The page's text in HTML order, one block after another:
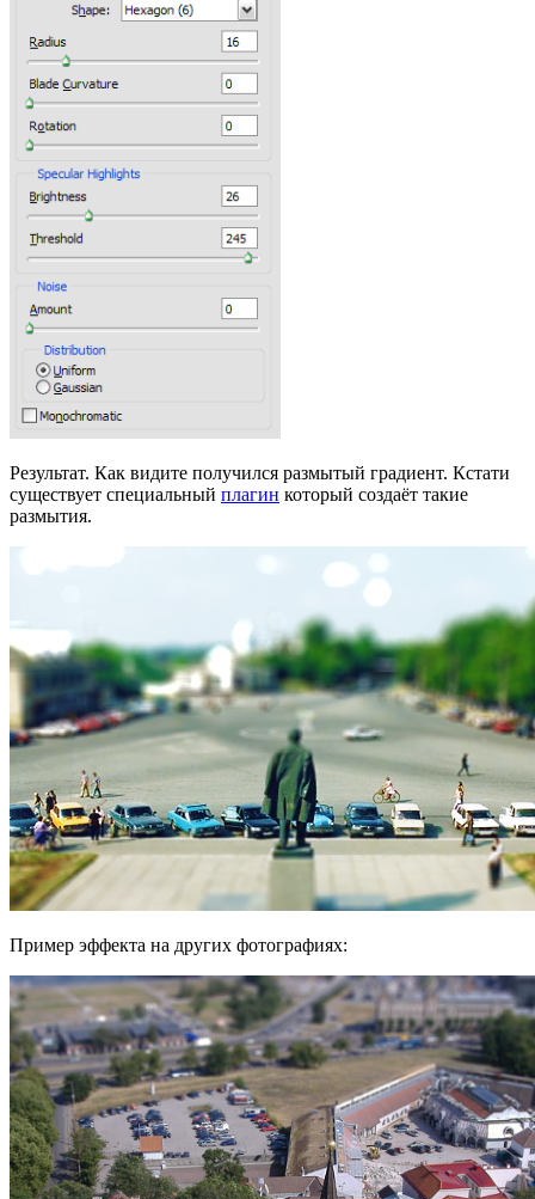
Результат. Как видите получился размытый градиент. Кстати
существует специальный плагин который создаёт такие
размытия.
Пример эффекта на других фотографиях: